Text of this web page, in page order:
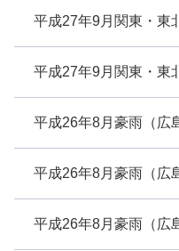
平成27年9月関東・東
平成27年9月関東・東
平成26年8月豪雨（広
平成26年8月豪雨（広
平成26年8月豪雨（広